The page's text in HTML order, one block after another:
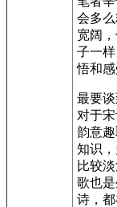
会多
宽阔
子一
悟和感
最要
对于
韵意
知识
比较
歌也
诗，